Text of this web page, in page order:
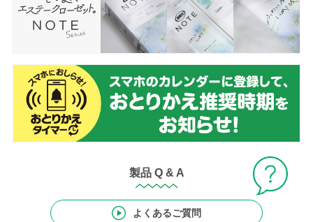
製品 Q & A
よくあるご質問